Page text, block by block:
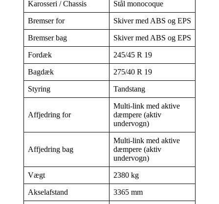
Karosseri / Chassis Stål monocoque
Bremser for Skiver med ABS og EPS
Bremser bag Skiver med ABS og EPS
Fordæk 245/45 R 19
Bagdæk 275/40 R 19
Styring Tandstang
Affjedring for
Multi-link med aktive
dæmpere (aktiv
undervogn)
Affjedring bag
Multi-link med aktive
dæmpere (aktiv
undervogn)
Vægt 2380 kg
Akselafstand 3365 mm